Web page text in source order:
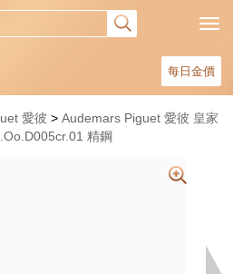
每日金價
愛彼
Audemars Piguet 愛彼 皇家
精鋼